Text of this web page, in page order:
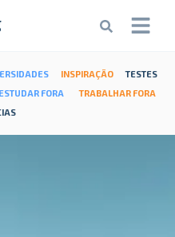
INSPIRAÇÃO
TESTES
ESTUDAR FORA
TRABALHAR FORA